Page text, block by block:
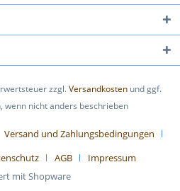
zzgl.Versandkosten und ggf.
wenn nicht anders beschrieben
Versand und Zahlungsbedingungen
AGB
Impressum
mit Shopware